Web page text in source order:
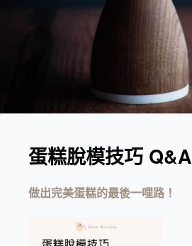
蛋糕脫模技巧 Q&A
做出完美蛋糕的最後一哩路！